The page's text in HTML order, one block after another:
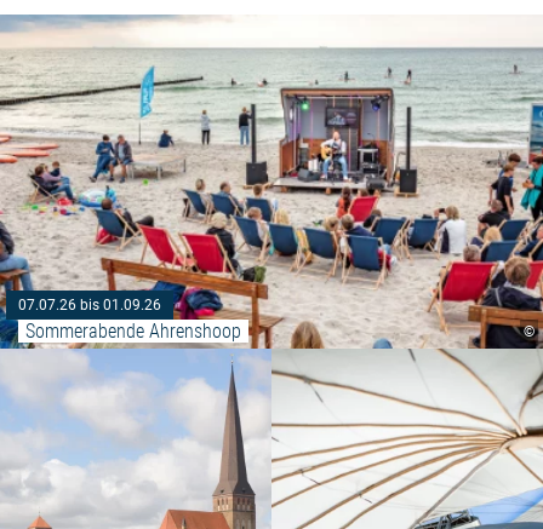
©
07.07.26 bis 01.09.26
Sommerabende Ahrenshoop
Weiterlesen: "Wo Handwerk